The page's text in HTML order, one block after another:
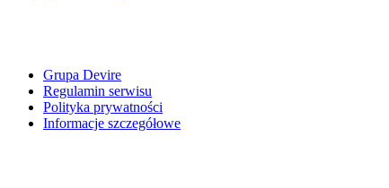
Grupa Devire
Regulamin serwisu
Polityka prywatności
Informacje szczegółowe